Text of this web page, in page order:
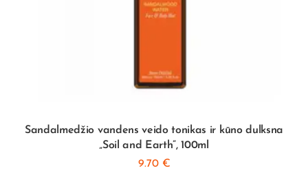
Sandalmedžio vandens veido tonikas ir kūno dulksna
„Soil and Earth”, 100ml
9.70 €